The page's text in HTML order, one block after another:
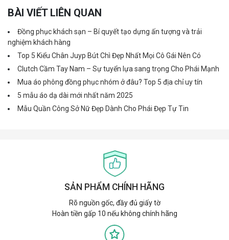
BÀI VIẾT LIÊN QUAN
Đồng phục khách sạn – Bí quyết tạo dựng ấn tượng và trải
nghiệm khách hàng
Top 5 Kiểu Chân Juyp Bút Chì Đẹp Nhất Mọi Cô Gái Nên Có
Clutch Cầm Tay Nam – Sự tuyển lựa sang trọng Cho Phái Mạnh
Mua áo phông đồng phục nhóm ở đâu? Top 5 địa chỉ uy tín
5 mẫu áo dạ dài mới nhất năm 2025
Mẫu Quần Công Sở Nữ Đẹp Dành Cho Phái Đẹp Tự Tin
SẢN PHẨM CHÍNH HÃNG
Rõ nguồn gốc, đầy đủ giấy tờ
Hoàn tiền gấp 10 nếu không chính hãng